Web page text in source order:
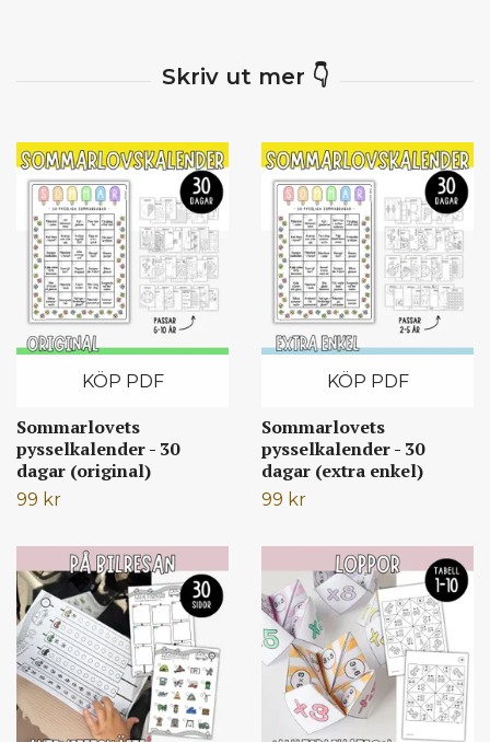
KÖP PDF
Sommarlovets
pysselkalender - 30
dagar (original)
99 kr
KÖP PDF
Sommarlovets
pysselkalender - 30
dagar (extra enkel)
99 kr